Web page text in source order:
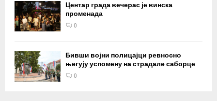
Центар града вечерас је винска
променада
0
Бивши војни полицајци ревносно
његују успомену на страдале саборце
0